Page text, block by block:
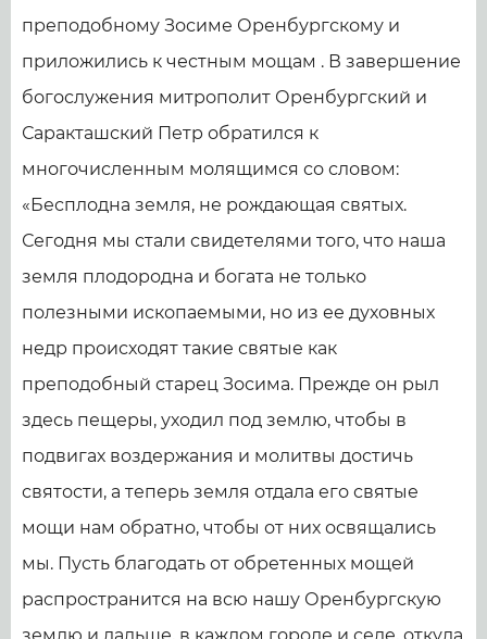
преподобному Зосиме Оренбургскому и
приложились к честным мощам . В завершение
богослужения митрополит Оренбургский и
Саракташский Петр обратился к
многочисленным молящимся со словом:
«Бесплодна земля, не рождающая святых.
Сегодня мы стали свидетелями того, что наша
земля плодородна и богата не только
полезными ископаемыми, но из ее духовных
недр происходят такие святые как
преподобный старец Зосима. Прежде он рыл
здесь пещеры, уходил под землю, чтобы в
подвигах воздержания и молитвы достичь
святости, а теперь земля отдала его святые
мощи нам обратно, чтобы от них освящались
мы. Пусть благодать от обретенных мощей
распространится на всю нашу Оренбургскую